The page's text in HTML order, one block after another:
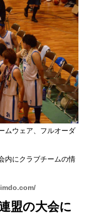
ムウェア、フルオーダ
内にクラブチームの情
盟の大会に